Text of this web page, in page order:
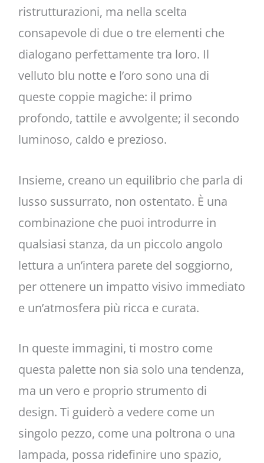
ristrutturazioni, ma nella scelta
consapevole di due o tre elementi che
dialogano perfettamente tra loro. Il
velluto blu notte e l’oro sono una di
queste coppie magiche: il primo
profondo, tattile e avvolgente; il secondo
luminoso, caldo e prezioso.
Insieme, creano un equilibrio che parla di
lusso sussurrato, non ostentato. È una
combinazione che puoi introdurre in
qualsiasi stanza, da un piccolo angolo
lettura a un’intera parete del soggiorno,
per ottenere un impatto visivo immediato
e un’atmosfera più ricca e curata.
In queste immagini, ti mostro come
questa palette non sia solo una tendenza,
ma un vero e proprio strumento di
design. Ti guiderò a vedere come un
singolo pezzo, come una poltrona o una
lampada, possa ridefinire uno spazio,